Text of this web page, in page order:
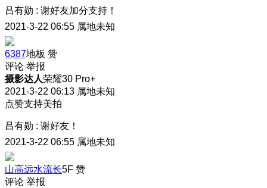
吕有勋 : 谢好友加分支持！
2021-3-22 06:55 属地未知
6387地板 赞
评论 举报
摄影达人荣耀30 Pro+
2021-3-22 06:13 属地未知
点赞支持美拍
吕有勋 : 谢好友！
2021-3-22 06:55 属地未知
山高远水流长5F 赞
评论 举报